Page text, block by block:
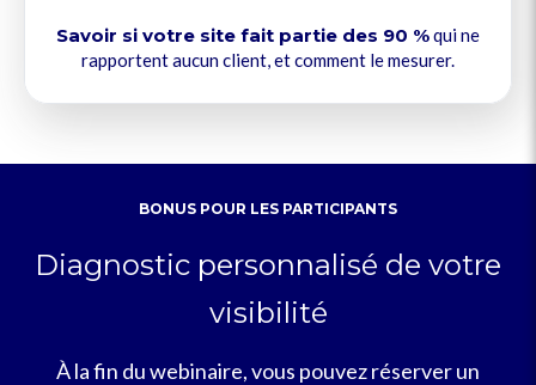
Savoir si votre site fait partie des 90 %qui ne
rapportent aucun client, et comment le mesurer.
BONUS POUR LES PARTICIPANTS
Diagnostic personnalisé de votre
visibilité
À la fin du webinaire, vous pouvez réserver un